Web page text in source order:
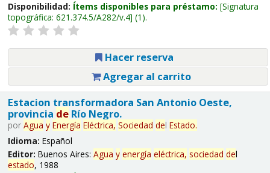
Disponibilidad: Ítems disponibles para préstamo: Signatura
topográfica: 621.374.5/A282/v.4 (1).
Hacer reserva
Agregar al carrito
Estacion transformadora San Antonio Oeste,
provincia deRío Negro.
por Agua y Energía Eléctrica, Sociedad del Estado.
Idioma: Español
Editor: Buenos Aires: Agua y energía eléctrica, sociedad del
estado, 1988